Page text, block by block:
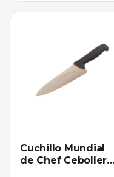
Cuchillo Mundial
de Chef Cebollero